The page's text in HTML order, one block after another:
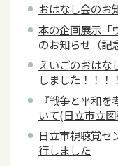
おはなし会のお
本の企画展示「
のお知らせ（記
えいごのおは
しました！！！
『戦争と平和
いて(日立市立
日立市視聴覚セ
行しました